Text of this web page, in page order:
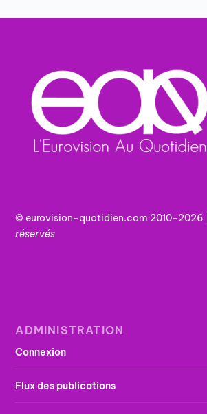
© eurovision-quotidien.com 2010-2026 |
réservés
ADMINISTRATION
Connexion
Flux des publications